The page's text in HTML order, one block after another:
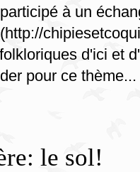
participé à un
d'ici et
pour ce thème...
le sol!